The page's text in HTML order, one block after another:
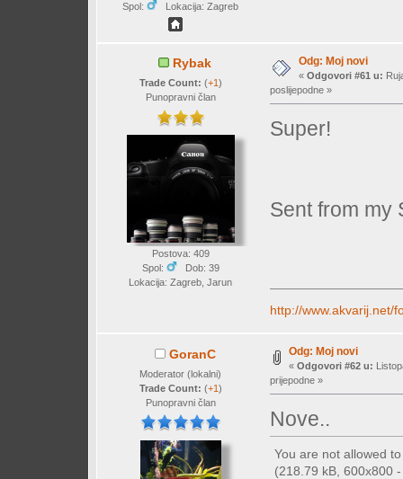
Spol:
Lokacija: Zagreb
Rybak
Trade Count: (+1)
Punopravni član
Postova: 409
Spol:
Dob: 39
Lokacija: Zagreb, Jarun
Odg: Moj novi
« Odgovori #61 u:
poslijepodne »
Super!
Sent from my
http://www.akvarij.net/
GoranC
Moderator (lokalni)
Trade Count: (+1)
Punopravni član
Odg: Moj novi
« Odgovori #62 u:
prijepodne »
Nove..
You are not allowed
(218.79 kB, 600x800